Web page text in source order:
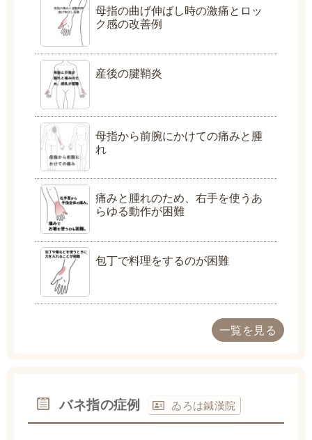
母指の曲げ伸ばし時の激痛とロッ
ク感の改善例
産後の腱鞘炎
母指から前腕にかけての痛みと腫
れ
痛みと腫れのため、右手を使うあ
らゆる動作が困難
包丁で料理をするのが困難
一覧を見る
バネ指の症例 ゐろは鍼漢院